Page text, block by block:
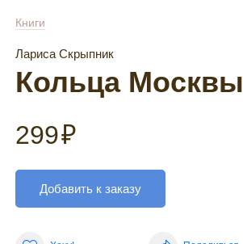
Книги
Лариса Скрыпник
Кольца Москвы
299₽
Добавить к заказу